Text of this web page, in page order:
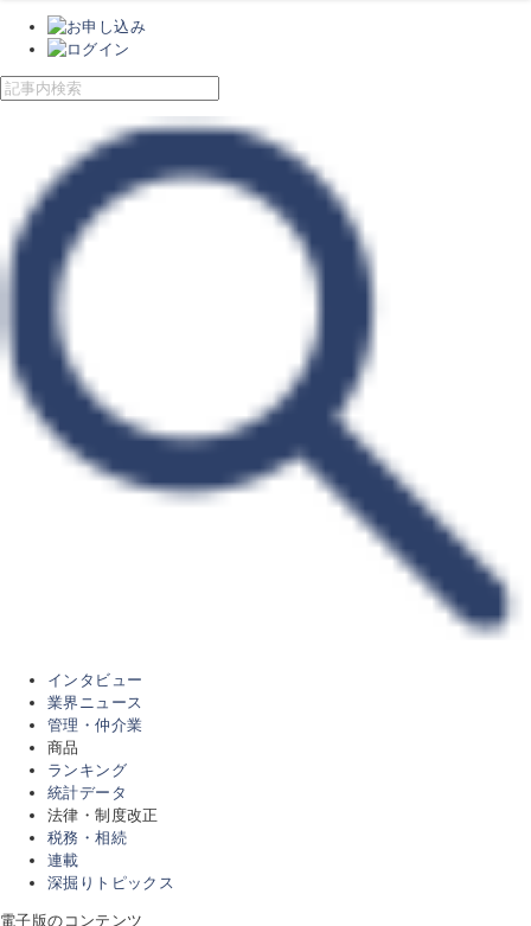
インタビュー
業界ニュース
管理・仲介業
商品
ランキング
統計データ
法律・制度改正
税務・相続
連載
深掘りトピックス
電子版のコンテンツ